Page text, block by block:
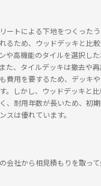
ートによる下地をつくった
るため、ウッドデッキと比
や高機能のタイルを選択し
た、タイルデッキは撤去や
費用を要するため、デッキ
。しかし、ウッドデッキと
、耐用年数が長いため、初
スは優れています。
会社から相見積もりを取っ